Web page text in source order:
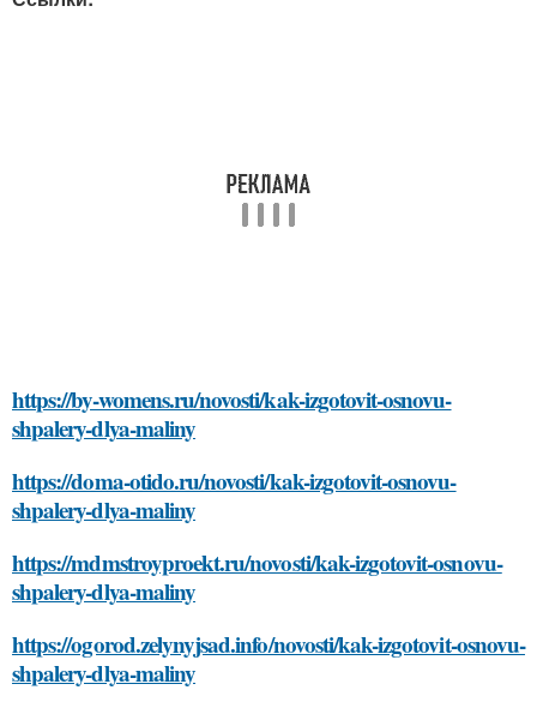
https://by-womens.ru/novosti/kak-izgotovit-osnovu-
shpalery-dlya-maliny
https://doma-otido.ru/novosti/kak-izgotovit-osnovu-
shpalery-dlya-maliny
https://mdmstroyproekt.ru/novosti/kak-izgotovit-osnovu-
shpalery-dlya-maliny
https://ogorod.zelynyjsad.info/novosti/kak-izgotovit-osnovu-
shpalery-dlya-maliny